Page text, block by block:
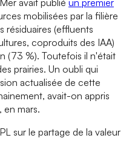
mobilisées par la filière
résiduaires (effluents
coproduits des IAA)
(73 %). Toutefois il n'était
prairies. Un oubli qui
actualisée de cette
avait-on appris
en mars.
sur le partage de la valeur